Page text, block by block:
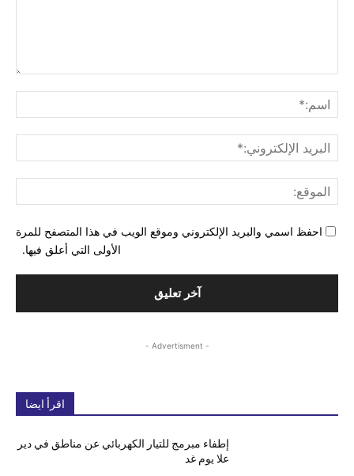
احفظ اسمي والبريد الإلكتروني وموقع الويب في هذا المتصفح للمرة
الأولى التي أعلق فيها.
- Advertisment -
اقرأ ايضا
إطفاء مبرمج للتيار الكهربائي عن مناطق في دير
علا يوم غد